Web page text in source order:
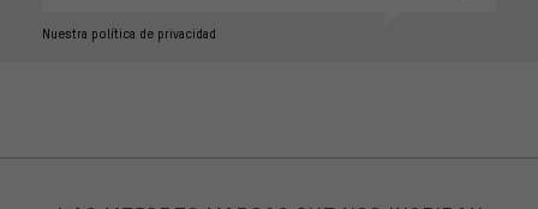
Nuestra política de privacidad